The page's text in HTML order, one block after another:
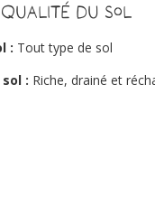
qualité du sol
: Tout type de sol
: Riche, drainé et